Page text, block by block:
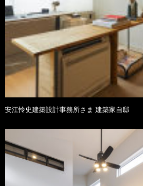
安江怜史建築設計事務所さま 建築家自邸